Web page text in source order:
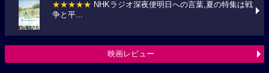
★★★★★ NHKラジオ深夜便明日への言葉,夏の特集は戦
争と平...
映画レビュー